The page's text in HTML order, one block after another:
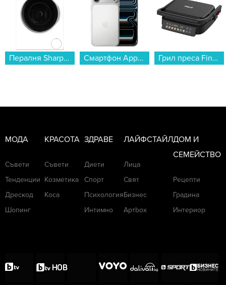
Пералня Sharp ES-NFB014AWNA , 10.00 kg, 1400 об./мин., A , Бял... Смартфон Apple iPhone 17 Pro Max 2TB Silver mfyy4 , 12 GB, 2000 GB... Грил преса Finlux PREMA...
МОДА
Съвети
Тенденции
Дрескод
Шопинг
КРАСОТА
Съвети
Козметика
Коса
ЗДРАВЕ
Диети
Спорт
Психология
Интимно
ЛАЙФСТАЙЛ
Лица
Свят
Бизнес
Артbox
ДОМ И
СЕМЕЙСТВО
Рецепти
Градина
Интериор